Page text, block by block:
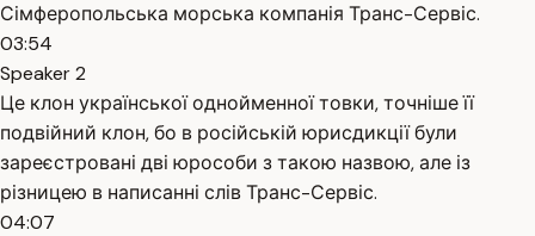
Сімферопольська морська компанія Транс-Сервіс.
03:54
Speaker 2
Це клон української однойменної товки, точніше її
подвійний клон, бо в російській юрисдикції були
зареєстровані дві юрособи з такою назвою, але із
різницею в написанні слів Транс-Сервіс.
04:07